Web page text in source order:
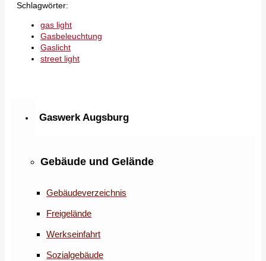
Gaswerk Augsburg
Gebäude und Gelände
Gebäudeverzeichnis
Freigelände
Werkseinfahrt
Sozialgebäude
Schlagwörter:
gas light
Gasbeleuchtung
Gaslicht
street light